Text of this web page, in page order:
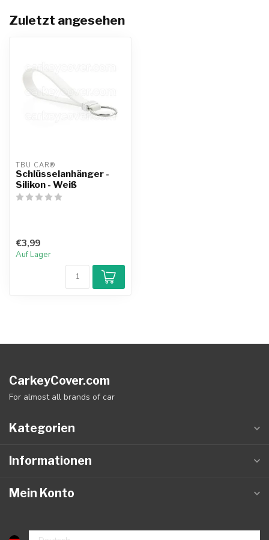
Zuletzt angesehen
TBU CAR®
Schlüsselanhänger -
Silikon - Weiß
€3,99
Auf Lager
CarkeyCover.com
For almost all brands of car
Kategorien
Informationen
Mein Konto